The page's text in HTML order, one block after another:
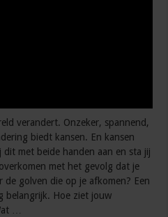
verandert. Onzeker, spannend,
biedt kansen. En kansen
met beide handen aan en sta jij
met het gevolg dat je
golven die op je afkomen? Een
belangrijk. Hoe ziet jouw
…